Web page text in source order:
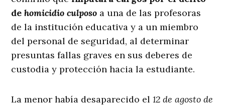
dehomicidio culposo a una de las profesoras
de la institución educativa y a un miembro
del personal de seguridad, al determinar
presuntas fallas graves en sus deberes de
custodia y protección hacia la estudiante.
La menor había desaparecido el12 de agosto de